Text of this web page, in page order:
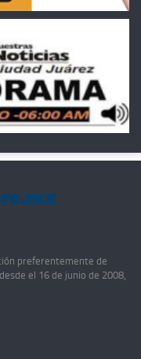
preferentemente de
el 16 de junio de 2008,